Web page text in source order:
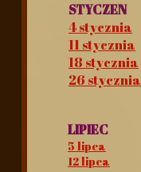
STYCZEN
​4 stycznia
​11 stycznia
18 stycznia
26 stycznia
LIPIEC
5 lipca
12 lipca